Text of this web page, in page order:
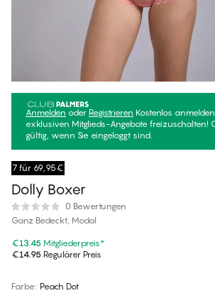
Anmelden oder Registrieren Kostenlos
exklusiven Mitglieds-Angebote freizuschalten!
gültig, wenn Sie eingeloggt sind.
7 für 69,95€
Dolly Boxer
0 Bewertungen
Ganz Bedeckt, Modal
€13.45 Mitgliederpreis*
€14.95 Regulärer Preis
Farbe: Peach Dot